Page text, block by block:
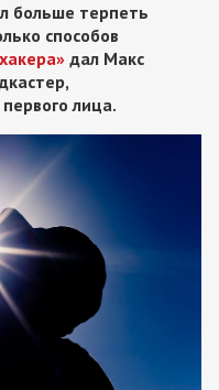
больше терпеть
способов
дал Макс
лица.